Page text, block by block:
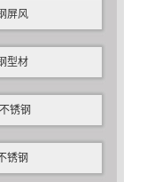
屏风
型材
锈钢
锈钢